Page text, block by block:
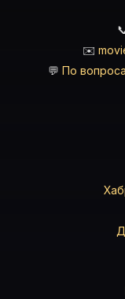
✉️
💬 По